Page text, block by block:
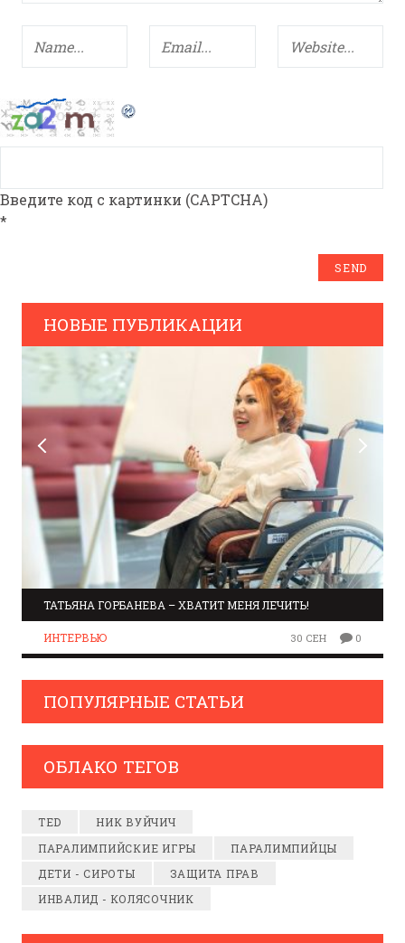
Введите код с картинки (CAPTCHA)
*
НОВЫЕ ПУБЛИКАЦИИ
ТАТЬЯНА ГОРБАНЕВА – ХВАТИТ МЕНЯ ЛЕЧИТЬ!
ИНТЕРВЬЮ 30 СЕН 0
ПОПУЛЯРНЫЕ СТАТЬИ
ОБЛАКО ТЕГОВ
TED
НИК ВУЙЧИЧ
ПАРАЛИМПИЙСКИЕ ИГРЫ
ПАРАЛИМПИЙЦЫ
ДЕТИ - СИРОТЫ
ЗАЩИТА ПРАВ
ИНВАЛИД - КОЛЯСОЧНИК